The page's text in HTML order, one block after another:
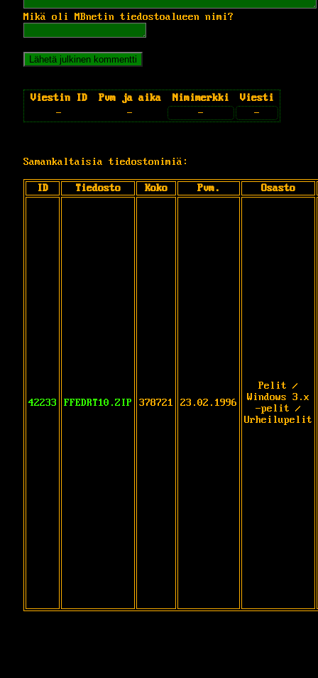
Mikä oli MBnetin tiedostoalueen nimi?
Viestin ID Pvm ja aika Nimimerkki
Viesti
-
- - -
Samankaltaisia tiedostonimiä:
ID Tiedosto Koko Pvm. Osasto
42233 FFEDRT10.ZIP 378721 23.02.1996
Pelit /
Windows 3.x
-pelit /
Urheilupelit